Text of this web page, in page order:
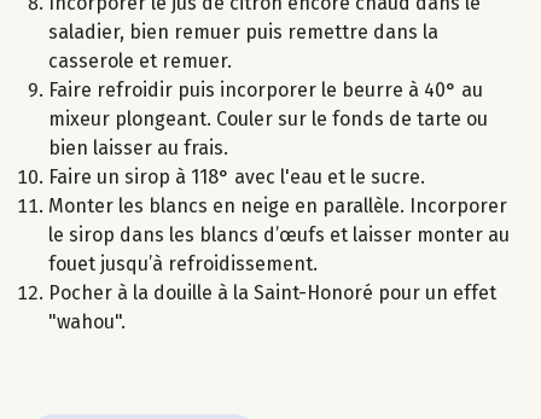
saladier, bien remuer puis remettre dans la
casserole et remuer.
Faire refroidir puis incorporer le beurre à 40° au
mixeur plongeant. Couler sur le fonds de tarte ou
bien laisser au frais.
Faire un sirop à 118° avec l'eau et le sucre.
Monter les blancs en neige en parallèle. Incorporer
le sirop dans les blancs d’œufs et laisser monter au
fouet jusqu’à refroidissement.
Pocher à la douille à la Saint-Honoré pour un effet
"wahou".